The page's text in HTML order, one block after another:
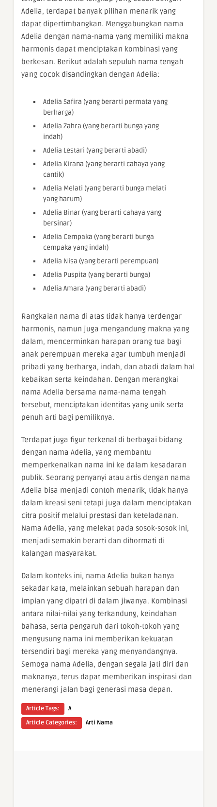
Adelia, terdapat banyak pilihan menarik yang
dapat dipertimbangkan. Menggabungkan nama
Adelia dengan nama-nama yang memiliki makna
harmonis dapat menciptakan kombinasi yang
berkesan. Berikut adalah sepuluh nama tengah
yang cocok disandingkan dengan Adelia:
Adelia Safira (yang berarti permata yang
berharga)
Adelia Zahra (yang berarti bunga yang
indah)
Adelia Lestari (yang berarti abadi)
Adelia Kirana (yang berarti cahaya yang
cantik)
Adelia Melati (yang berarti bunga melati
yang harum)
Adelia Binar (yang berarti cahaya yang
bersinar)
Adelia Cempaka (yang berarti bunga
cempaka yang indah)
Adelia Nisa (yang berarti perempuan)
Adelia Puspita (yang berarti bunga)
Adelia Amara (yang berarti abadi)
Rangkaian nama di atas tidak hanya terdengar
harmonis, namun juga mengandung makna yang
dalam, mencerminkan harapan orang tua bagi
anak perempuan mereka agar tumbuh menjadi
pribadi yang berharga, indah, dan abadi dalam hal
kebaikan serta keindahan. Dengan merangkai
nama Adelia bersama nama-nama tengah
tersebut, menciptakan identitas yang unik serta
penuh arti bagi pemiliknya.
Terdapat juga figur terkenal di berbagai bidang
dengan nama Adelia, yang membantu
memperkenalkan nama ini ke dalam kesadaran
publik. Seorang penyanyi atau artis dengan nama
Adelia bisa menjadi contoh menarik, tidak hanya
dalam kreasi seni tetapi juga dalam menciptakan
citra positif melalui prestasi dan keteladanan.
Nama Adelia, yang melekat pada sosok-sosok ini,
menjadi semakin berarti dan dihormati di
kalangan masyarakat.
Dalam konteks ini, nama Adelia bukan hanya
sekadar kata, melainkan sebuah harapan dan
impian yang dipatri di dalam jiwanya. Kombinasi
antara nilai-nilai yang terkandung, keindahan
bahasa, serta pengaruh dari tokoh-tokoh yang
mengusung nama ini memberikan kekuatan
tersendiri bagi mereka yang menyandangnya.
Semoga nama Adelia, dengan segala jati diri dan
maknanya, terus dapat memberikan inspirasi dan
menerangi jalan bagi generasi masa depan.
Article Tags:
A
Article Categories:
Arti Nama